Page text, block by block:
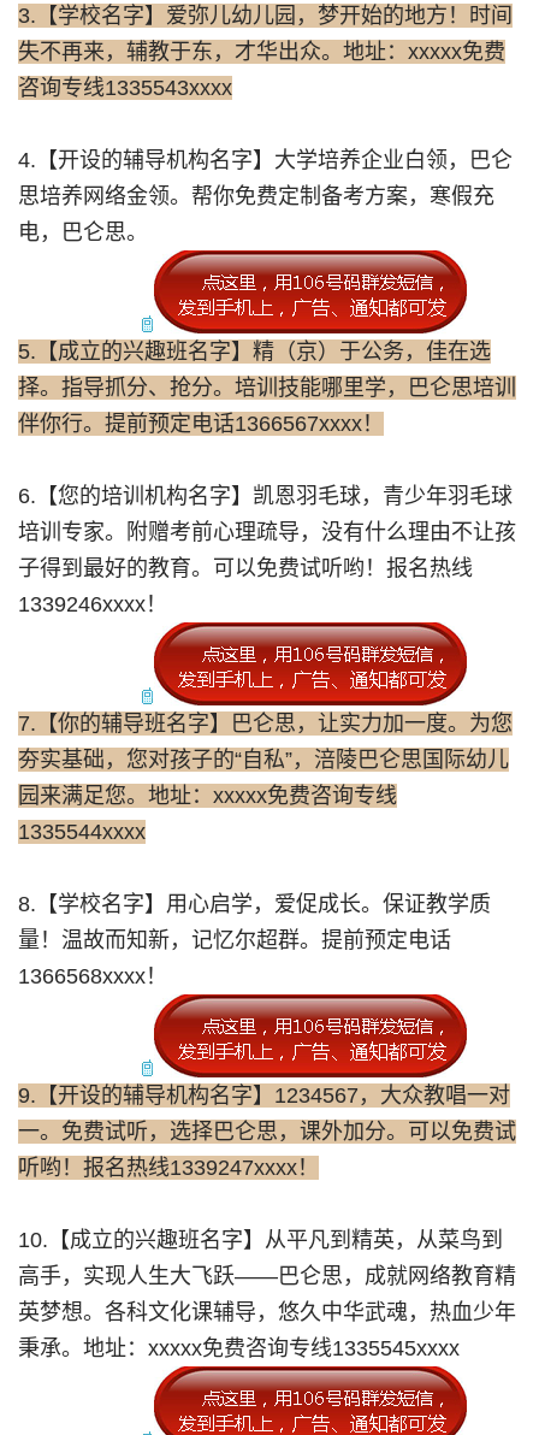
3.【学校名字】爱弥儿幼儿园，梦开始的地方！时间
失不再来，辅教于东，才华出众。地址：xxxxx免费
咨询专线1335543xxxx
4.【开设的辅导机构名字】大学培养企业白领，巴仑
思培养网络金领。帮你免费定制备考方案，寒假充
电，巴仑思。
5.【成立的兴趣班名字】精（京）于公务，佳在选
择。指导抓分、抢分。培训技能哪里学，巴仑思培训
伴你行。提前预定电话1366567xxxx！
6.【您的培训机构名字】凯恩羽毛球，青少年羽毛球
培训专家。附赠考前心理疏导，没有什么理由不让孩
子得到最好的教育。可以免费试听哟！报名热线
1339246xxxx！
7.【你的辅导班名字】巴仑思，让实力加一度。为您
夯实基础，您对孩子的“自私”，涪陵巴仑思国际幼儿
园来满足您。地址：xxxxx免费咨询专线
1335544xxxx
8.【学校名字】用心启学，爱促成长。保证教学质
量！温故而知新，记忆尔超群。提前预定电话
1366568xxxx！
9.【开设的辅导机构名字】1234567，大众教唱一对
一。免费试听，选择巴仑思，课外加分。可以免费试
听哟！报名热线1339247xxxx！
10.【成立的兴趣班名字】从平凡到精英，从菜鸟到
高手，实现人生大飞跃——巴仑思，成就网络教育精
英梦想。各科文化课辅导，悠久中华武魂，热血少年
秉承。地址：xxxxx免费咨询专线1335545xxxx